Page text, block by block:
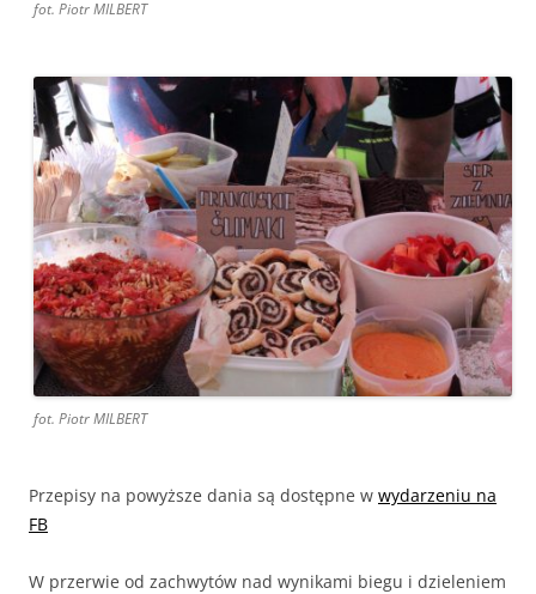
fot. Piotr MILBERT
fot. Piotr MILBERT
Przepisy na powyższe dania są dostępne w wydarzeniu na
FB
W przerwie od zachwytów nad wynikami biegu i dzieleniem